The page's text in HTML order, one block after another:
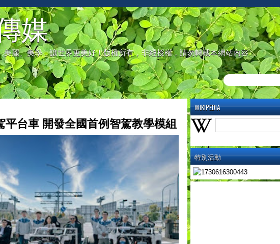
媒
麗、美學，讓世界更美好！版權所有，非經授權，請勿轉載本網站內容
WIKIPEDIA
特別活動
平台車 開發全國首例智駕教學模組